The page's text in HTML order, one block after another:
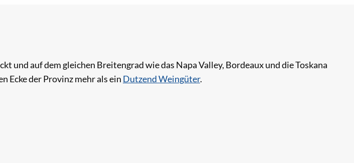
und auf dem gleichen Breitengrad wie das Napa Valley, Bordeaux und die Toskana
Ecke der Provinz mehr als ein Dutzend Weingüter.